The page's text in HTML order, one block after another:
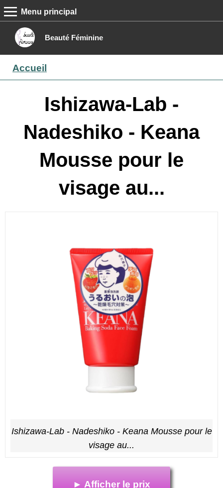
Beauté Féminine
MENU PRINCIPAL
Menu principal
Boutique
Contact
Accueil
Ishizawa-Lab -
Nadeshiko - Keana
Mousse pour le
visage au...
Ishizawa-Lab - Nadeshiko - Keana Mousse pour le
visage au...
► Afficher le prix